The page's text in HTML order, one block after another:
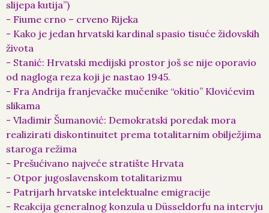
slijepa kutija”)
- Fiume crno – crveno Rijeka
- Kako je jedan hrvatski kardinal spasio tisuće židovskih
života
- Stanić: Hrvatski medijski prostor još se nije oporavio
od nagloga reza koji je nastao 1945.
- Fra Andrija franjevačke mučenike “okitio” Klovićevim
slikama
- Vladimir Šumanović: Demokratski poredak mora
realizirati diskontinuitet prema totalitarnim obilježjima
staroga režima
- Prešućivano najveće stratište Hrvata
- Otpor jugoslavenskom totalitarizmu
- Patrijarh hrvatske intelektualne emigracije
- Reakcija generalnog konzula u Düsseldorfu na intervju